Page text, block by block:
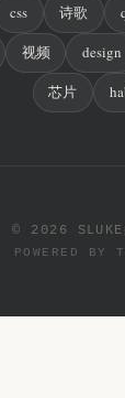
css 诗歌
视频 design
芯片
© 2026 SLUKE
POWERED BY